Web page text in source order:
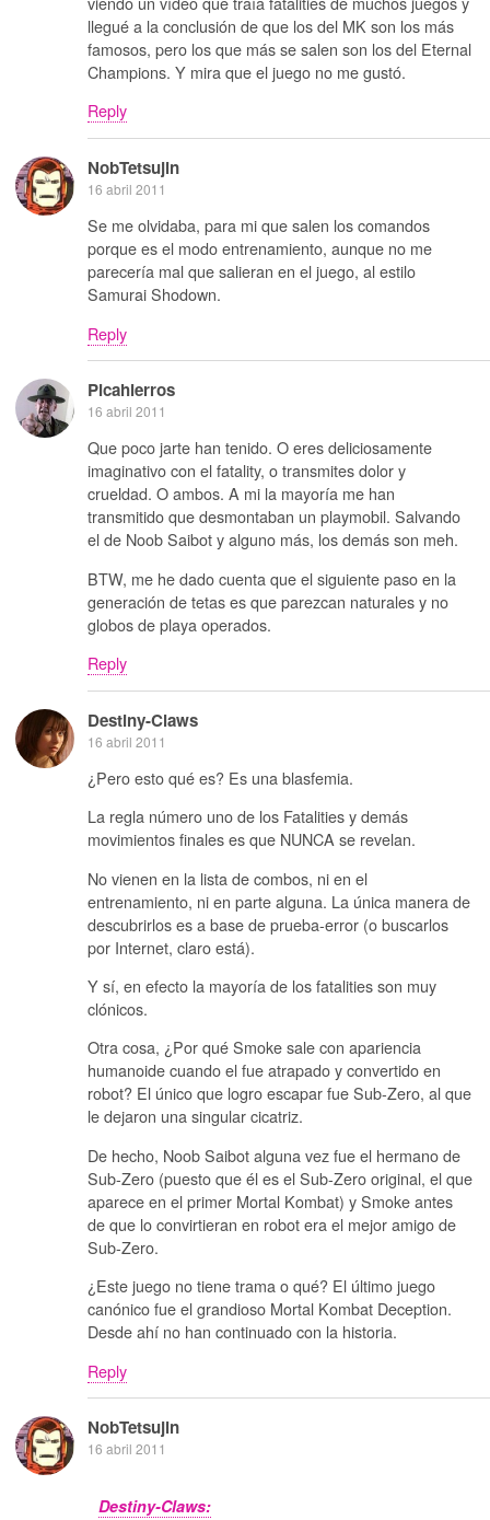
llegué a la conclusión de que los del MK son los más
famosos, pero los que más se salen son los del Eternal
Champions. Y mira que el juego no me gustó.
Reply
NobTetsujin
16 abril 2011
Se me olvidaba, para mi que salen los comandos
porque es el modo entrenamiento, aunque no me
parecería mal que salieran en el juego, al estilo
Samurai Shodown.
Reply
Picahierros
16 abril 2011
Que poco jarte han tenido. O eres deliciosamente
imaginativo con el fatality, o transmites dolor y
crueldad. O ambos. A mi la mayoría me han
transmitido que desmontaban un playmobil. Salvando
el de Noob Saibot y alguno más, los demás son meh.
BTW, me he dado cuenta que el siguiente paso en la
generación de tetas es que parezcan naturales y no
globos de playa operados.
Reply
Destiny-Claws
16 abril 2011
¿Pero esto qué es? Es una blasfemia.
La regla número uno de los Fatalities y demás
movimientos finales es que NUNCA se revelan.
No vienen en la lista de combos, ni en el
entrenamiento, ni en parte alguna. La única manera de
descubrirlos es a base de prueba-error (o buscarlos
por Internet, claro está).
Y sí, en efecto la mayoría de los fatalities son muy
clónicos.
Otra cosa, ¿Por qué Smoke sale con apariencia
humanoide cuando el fue atrapado y convertido en
robot? El único que logro escapar fue Sub-Zero, al que
le dejaron una singular cicatriz.
De hecho, Noob Saibot alguna vez fue el hermano de
Sub-Zero (puesto que él es el Sub-Zero original, el que
aparece en el primer Mortal Kombat) y Smoke antes
de que lo convirtieran en robot era el mejor amigo de
Sub-Zero.
¿Este juego no tiene trama o qué? El último juego
canónico fue el grandioso Mortal Kombat Deception.
Desde ahí no han continuado con la historia.
Reply
NobTetsujin
16 abril 2011
Destiny-Claws: